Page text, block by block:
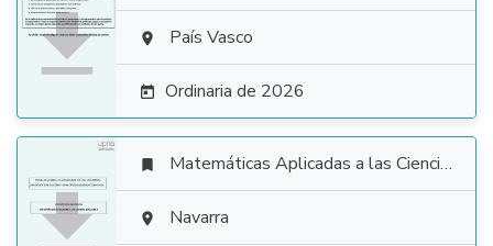
  País Vasco
 Ordinaria de 2026

 Matemáticas Aplicadas a las Ciencias Sociales
 Navarra